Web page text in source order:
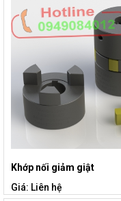
Khớp nối giảm giật
Giá: Liên hệ